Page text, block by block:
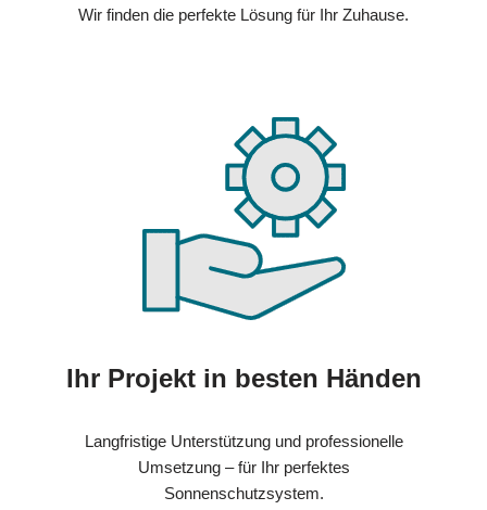
Wir finden die perfekte Lösung für Ihr Zuhause.
Ihr Projekt in besten Händen
Langfristige Unterstützung und professionelle
Umsetzung – für Ihr perfektes
Sonnenschutzsystem.